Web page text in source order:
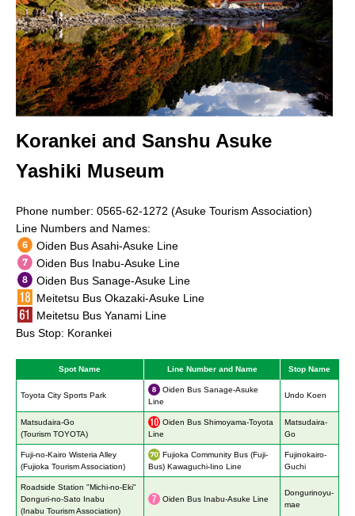
Korankei and Sanshu Asuke
Yashiki Museum
Phone number: 0565-62-1272 (Asuke Tourism Association)
Line Numbers and Names:
Oiden Bus Asahi-Asuke Line
Oiden Bus Inabu-Asuke Line
Oiden Bus Sanage-Asuke Line
Meitetsu Bus Okazaki-Asuke Line
Meitetsu Bus Yanami Line
Bus Stop: Korankei
Spot Name Line Number and Name Stop Name
Toyota City Sports Park
Oiden Bus Sanage-Asuke
Line
Undo Koen
Matsudaira-Go
(Tourism TOYOTA)
Oiden Bus Shimoyama-Toyota
Line
Matsudaira-
Go
Fuji-no-Kairo Wisteria Alley
(Fujioka Tourism Association)
Fujioka Community Bus (Fuji-
Bus) Kawaguchi-Iino Line
Fujinokairo-
Guchi
Roadside Station "Michi-no-Eki"
Donguri-no-Sato Inabu
(Inabu Tourism Association)
Oiden Bus Inabu-Asuke Line
Dongurinoyu-
mae